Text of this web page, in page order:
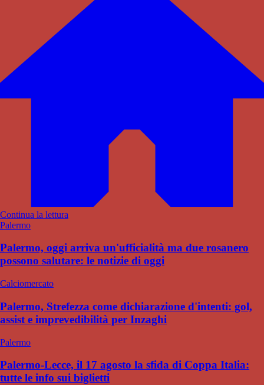
Continua la lettura
Palermo
Palermo, oggi arriva un'ufficialità ma due rosanero
possono salutare: le notizie di oggi
Calciomercato
Palermo, Strefezza come dichiarazione d'intenti: gol,
assist e imprevedibilità per Inzaghi
Palermo
Palermo-Lecce, il 17 agosto la sfida di Coppa Italia:
tutte le info sui biglietti